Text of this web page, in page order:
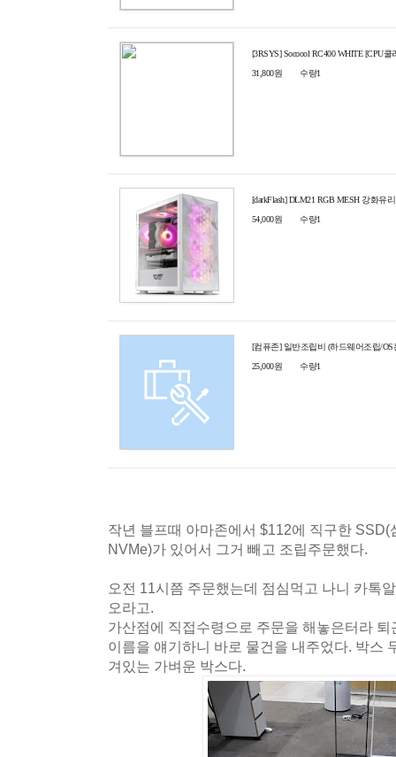
[3RSYS] Socoool RC400 WHITE [CPU쿨
31,800원
수량1
[darkFlash] DLM21 RGB MESH 강화유
54,000원
수량1
[컴퓨존] 일반조립비 (하드웨어조립/
25,000원
수량1
작년 블프때 아마존에서 $112에 직구한
NVMe)가 있어서 그거 빼고 조립주문했다.
오전 11시쯤 주문했는데 점심먹고 나니 카톡
오라고.
가산점에 직접수령으로 주문을 해놓은터라
이름을 얘기하니 바로 물건을 내주었다. 박스
겨있는 가벼운 박스다.